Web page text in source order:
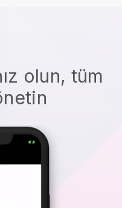
olun, tüm